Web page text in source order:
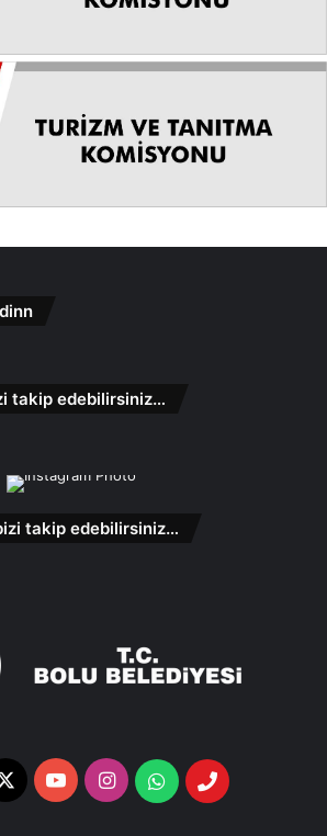
takip edebilirsiniz…
takip edebilirsiniz…
X YouTubeInstagramWhatsappTelefon